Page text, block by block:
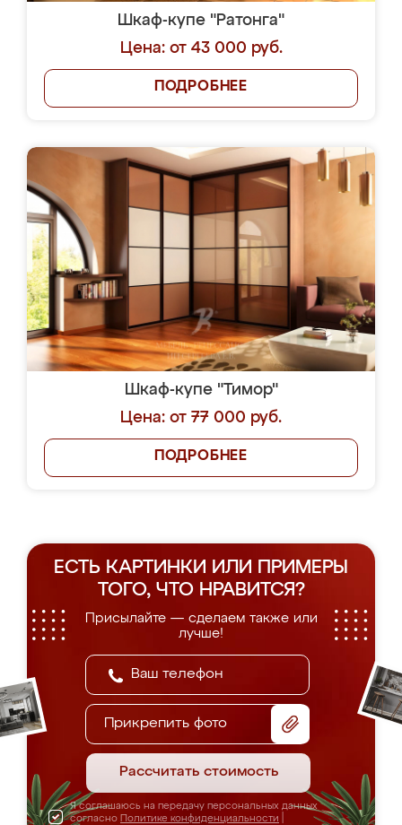
Шкаф-купе "Ратонга"
Цена: от 43 000 руб.
ПОДРОБНЕЕ
Шкаф-купе "Тимор"
Цена: от 77 000 руб.
ПОДРОБНЕЕ
ЕСТЬ КАРТИНКИ ИЛИ ПРИМЕРЫ
ТОГО, ЧТО НРАВИТСЯ?
Присылайте — сделаем также или
лучше!
Прикрепить фото
Рассчитать стоимость
Я соглашаюсь на передачу персональных данных
согласно Политике конфиденциальности